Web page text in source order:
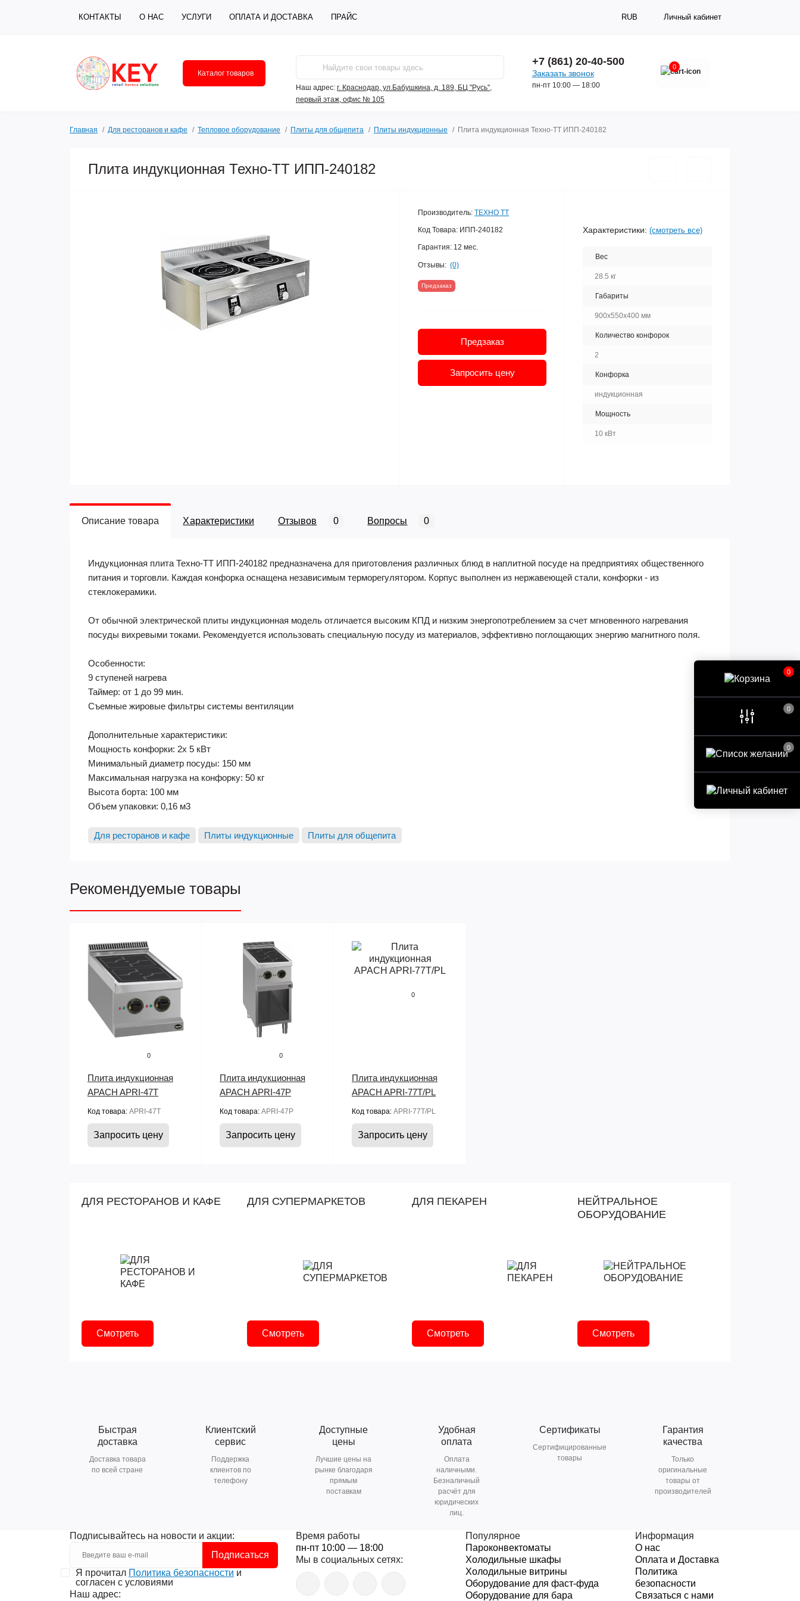
0
0
0
КОНТАКТЫ О НАС УСЛУГИ ОПЛАТА И ДОСТАВКА ПРАЙС RUB Личный кабинет
Каталог товаров
Наш адрес: г. Краснодар, ул.Бабушкина, д. 189, БЦ "Русь",
первый этаж, офис № 105
+7 (861) 20-40-500
Заказать звонок
пн-пт 10:00 — 18:00
0
Главная Для ресторанов и кафе Тепловое оборудование Плиты для общепита Плиты индукционные Плита индукционная Техно-ТТ ИПП-240182
Плита индукционная Техно-ТТ ИПП-240182
Производитель: ТЕХНО ТТ
Код Товара: ИПП-240182
Гарантия: 12 мес.
Отзывы: (0)
Предзаказ
Предзаказ
Запросить цену
Характеристики: (смотреть все)
Вес
28.5 кг
Габариты
900х550х400 мм
Количество конфорок
2
Конфорка
индукционная
Мощность
10 кВт
Описание товара Характеристики Отзывов 0 Вопросы 0
Индукционная плита Техно-ТТ ИПП-240182 предназначена для приготовления различных блюд в наплитной посуде на предприятиях общественного
питания и торговли. Каждая конфорка оснащена независимым терморегулятором. Корпус выполнен из нержавеющей стали, конфорки - из
стеклокерамики.
От обычной электрической плиты индукционная модель отличается высоким КПД и низким энергопотреблением за счет мгновенного нагревания
посуды вихревыми токами. Рекомендуется использовать специальную посуду из материалов, эффективно поглощающих энергию магнитного поля.
Особенности:
9 ступеней нагрева
Таймер: от 1 до 99 мин.
Съемные жировые фильтры системы вентиляции
Дополнительные характеристики:
Мощность конфорки: 2х 5 кВт
Минимальный диаметр посуды: 150 мм
Максимальная нагрузка на конфорку: 50 кг
Высота борта: 100 мм
Объем упаковки: 0,16 м3
Для ресторанов и кафе Плиты индукционные Плиты для общепита
Рекомендуемые товары
0
Плита индукционная
APACH APRI‑47T
Код товара: APRI‑47T
Запросить цену
0
Плита индукционная
APACH APRI‑47P
Код товара: APRI‑47P
Запросить цену
0
Плита индукционная
APACH APRI‑77T/PL
Код товара: APRI‑77T/PL
Запросить цену
ДЛЯ РЕСТОРАНОВ И КАФЕ
Смотреть
ДЛЯ СУПЕРМАРКЕТОВ
Смотреть
ДЛЯ ПЕКАРЕН
Смотреть
НЕЙТРАЛЬНОЕ
ОБОРУДОВАНИЕ
Смотреть
Быстрая
доставка
Доставка товара
по всей стране
Клиентский
сервис
Поддержка
клиентов по
телефону
Доступные
цены
Лучшие цены на
рынке благодаря
прямым
поставкам
Удобная
оплата
Оплата
наличными.
Безналичный
расчёт для
юридических
лиц.
Сертификаты
Сертифицированные
товары
Гарантия
качества
Только
оригинальные
товары от
производителей
Подписывайтесь на новости и акции:
Подписаться
Я прочитал Политика безопасности и
согласен с условиями
Наш адрес:
Время работы
пн-пт 10:00 — 18:00
Мы в социальных сетях:
Популярное
Пароконвектоматы
Холодильные шкафы
Холодильные витрины
Оборудование для фаст-фуда
Оборудование для бара
Информация
О нас
Оплата и Доставка
Политика
безопасности
Связаться с нами